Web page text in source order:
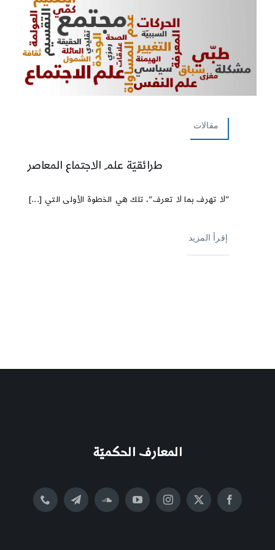
مقالات
طرائقيّة علم الاجتماع المعاصر
“لا تهرف بما لا تعرف”، تلك هي الخطوة الأولى التي [...]
إقرأ المزيد
المعارف الحكميّة